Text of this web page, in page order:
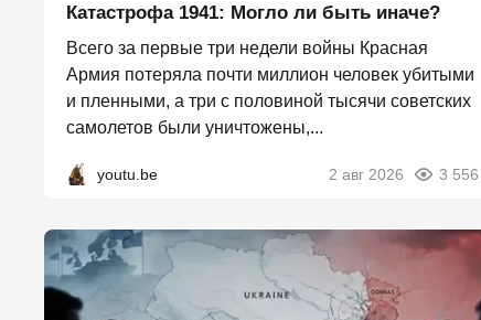
Катастрофа 1941: Могло ли быть иначе?
Всего за первые три недели войны Красная
Армия потеряла почти миллион человек убитыми
и пленными, а три с половиной тысячи советских
самолетов были уничтожены,...
youtu.be 2 авг 2026 3 556